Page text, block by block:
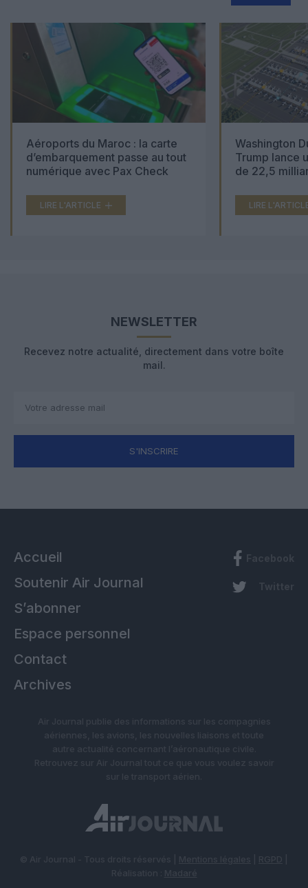
Aéroports du Maroc : la carte
d’embarquement passe au tout
numérique avec Pax Check
LIRE L'ARTICLE
Washington
Trump lance
de 22,5
LIRE
NEWSLETTER
Recevez notre actualité, directement dans votre boîte
mail.
S'INSCRIRE
Accueil
Soutenir Air Journal
S’abonner
Espace personnel
Contact
Archives